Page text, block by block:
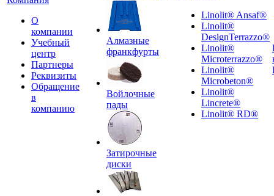
О
компании
Учебный
центр
Партнеры
Реквизиты
Обращение
в
компанию
Алмазные
франкфурты
Войлочные
пады
Затирочные
диски
Linolit® Ansaf®
Linolit®
DesignTerrazzo®
Linolit®
Microterrazzo®
Linolit®
Microbeton®
Linolit®
Lincrete®
Linolit® RD®